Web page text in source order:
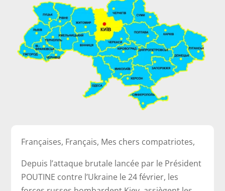
Françaises, Français, Mes chers compatriotes,
Depuis l’attaque brutale lancée par le Président
POUTINE contre l’Ukraine le 24 février, les